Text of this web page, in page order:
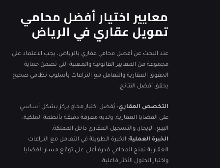
معايير اختيار أفضل محامي
تمويل عقاري في الرياض
عند البحث عن أفضل محامي عقاري بالرياض، يجب الاعتماد على
مجموعة من المعايير القانونية والمهنية التي تضمن حماية
الحقوق العقارية والتعامل مع النزاعات بأسلوب نظامي صحيح
يحقق أفضل النتائج.
التخصص العقاري: يُفضل اختيار محامٍ يركز بشكل أساسي
على القضايا العقارية، ولديه معرفة دقيقة بأنظمة الملكية،
البيع، الإيجار، والتسجيل العقاري داخل المملكة.
الخبرة العملية: الخبرة الطويلة في التعامل مع النزاعات
العقارية تمنح المحامي قدرة أعلى على توقع مسار القضايا
واختيار الحلول الأكثر فاعلية.